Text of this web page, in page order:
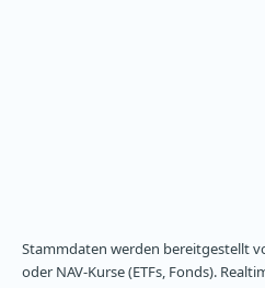
Stammdaten werden bereitgestellt
oder NAV-Kurse (ETFs, Fonds).